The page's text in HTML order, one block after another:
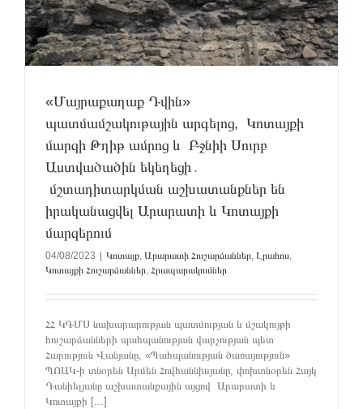
«Մայրաքաղաք Դվին»
պատմամշակութային արգելոց, Կոտայքի
մարզի Թղիթ ամրոց և Բջնիի Սուրբ
Աստվածածին եկեղեցի․
մշտադիտարկման աշխատանքներ են
իրականացվել Արարատի և Կոտայքի
մարզերում
04/08/2023 Կոտայք, Արարատի Հուշարձաններ, Լրահոս,
Կոտայքի Հուշարձաններ, Հրապարակումներ
ՀՀ ԿԳՄՍ նախարարության պատմության և մշակույթի
հուշարձանների պահպանության վարչության պետ
Հարություն Վանյանը, «Պահպանության ծառայություն»
ՊՈԱԿ-ի տնօրեն Արմեն Հովհաննիսյանը, փոխտնօրեն Հայկ
Դանիելյանը աշխատանքային այցով Արարատի և
Կոտայքի [...]